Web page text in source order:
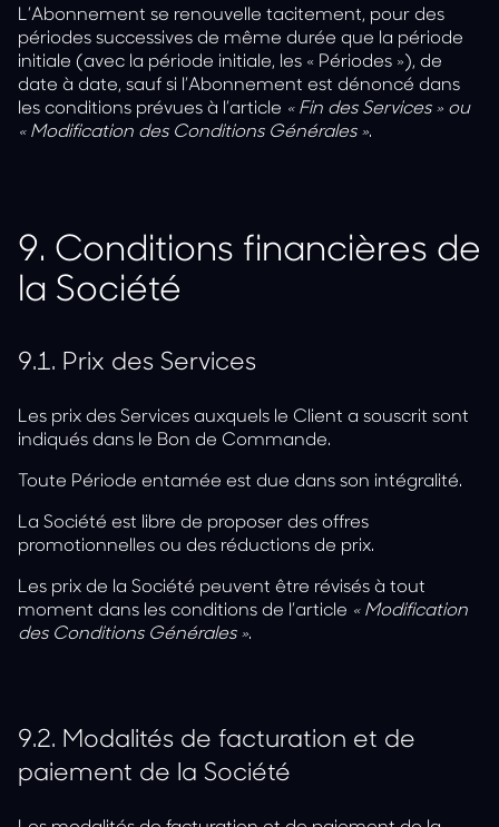
L’Abonnement se renouvelle tacitement, pour des
périodes successives de même durée que la période
initiale (avec la période initiale, les « Périodes »), de
date à date, sauf si l’Abonnement est dénoncé dans
les conditions prévues à l’article « Fin des Services » ou
« Modification des Conditions Générales ».
9. Conditions financières de
la Société
9.1. Prix des Services
Les prix des Services auxquels le Client a souscrit sont
indiqués dans le Bon de Commande.
Toute Période entamée est due dans son intégralité.
La Société est libre de proposer des offres
promotionnelles ou des réductions de prix.
Les prix de la Société peuvent être révisés à tout
moment dans les conditions de l’article « Modification
des Conditions Générales ».
9.2. Modalités de facturation et de
paiement de la Société